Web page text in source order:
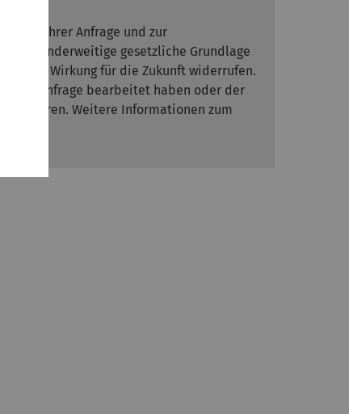
Ihrer Anfrage und zur
anderweitige gesetzliche Grundlage
mit Wirkung für die Zukunft widerrufen.
Ihre Anfrage bearbeitet haben oder der
Weitere Informationen zum